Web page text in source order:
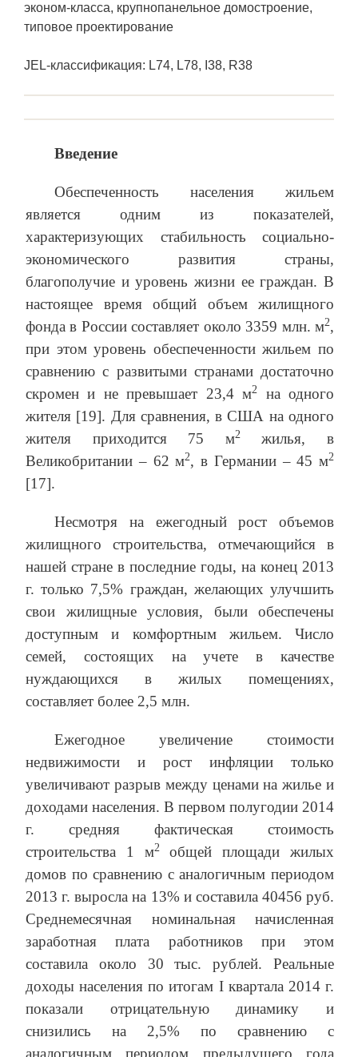
эконом-класса, крупнопанельное домостроение,
типовое проектирование
JEL-классификация: L74, L78, I38, R38
Введение
Обеспеченность населения жильем
является одним из показателей,
характеризующих стабильность социально-
экономического развития страны,
благополучие и уровень жизни ее граждан. В
настоящее время общий объем жилищного
фонда в России составляет около 3359 млн. м2,
при этом уровень обеспеченности жильем по
сравнению с развитыми странами достаточно
скромен и не превышает 23,4 м2
на одного
жителя [19]. Для сравнения, в США на одного
жителя приходится 75 м2жилья, в
Великобритании – 62 м2, в Германии – 45 м2
[17].
Несмотря на ежегодный рост объемов
жилищного строительства, отмечающийся в
нашей стране в последние годы, на конец 2013
г. только 7,5% граждан, желающих улучшить
свои жилищные условия, были обеспечены
доступным и комфортным жильем. Число
семей, состоящих на учете в качестве
нуждающихся в жилых помещениях,
составляет более 2,5 млн.
Ежегодное увеличение стоимости
недвижимости и рост инфляции только
увеличивают разрыв между ценами на жилье и
доходами населения. В первом полугодии 2014
г. средняя фактическая стоимость
строительства 1 м2общей площади жилых
домов по сравнению с аналогичным периодом
2013 г. выросла на 13% и составила 40456 руб.
Среднемесячная номинальная начисленная
заработная плата работников при этом
составила около 30 тыс. рублей. Реальные
доходы населения по итогам I квартала 2014 г.
показали отрицательную динамику и
снизились на 2,5% по сравнению с
аналогичным периодом предыдущего года